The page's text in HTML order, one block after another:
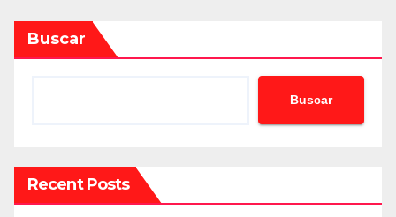
Buscar
Buscar
Recent Posts